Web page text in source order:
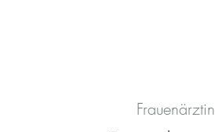
Frauenärztin